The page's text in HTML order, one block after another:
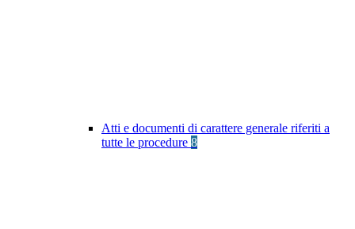
Atti e documenti di carattere generale riferiti a
tutte le procedure 8